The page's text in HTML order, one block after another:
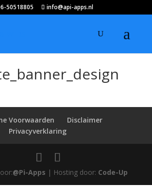
50518805 info@api-apps.nl
Voorwaarden
Disclaimer
Privacyverklaring
@Pi-Apps | Hosting door: Code-Up